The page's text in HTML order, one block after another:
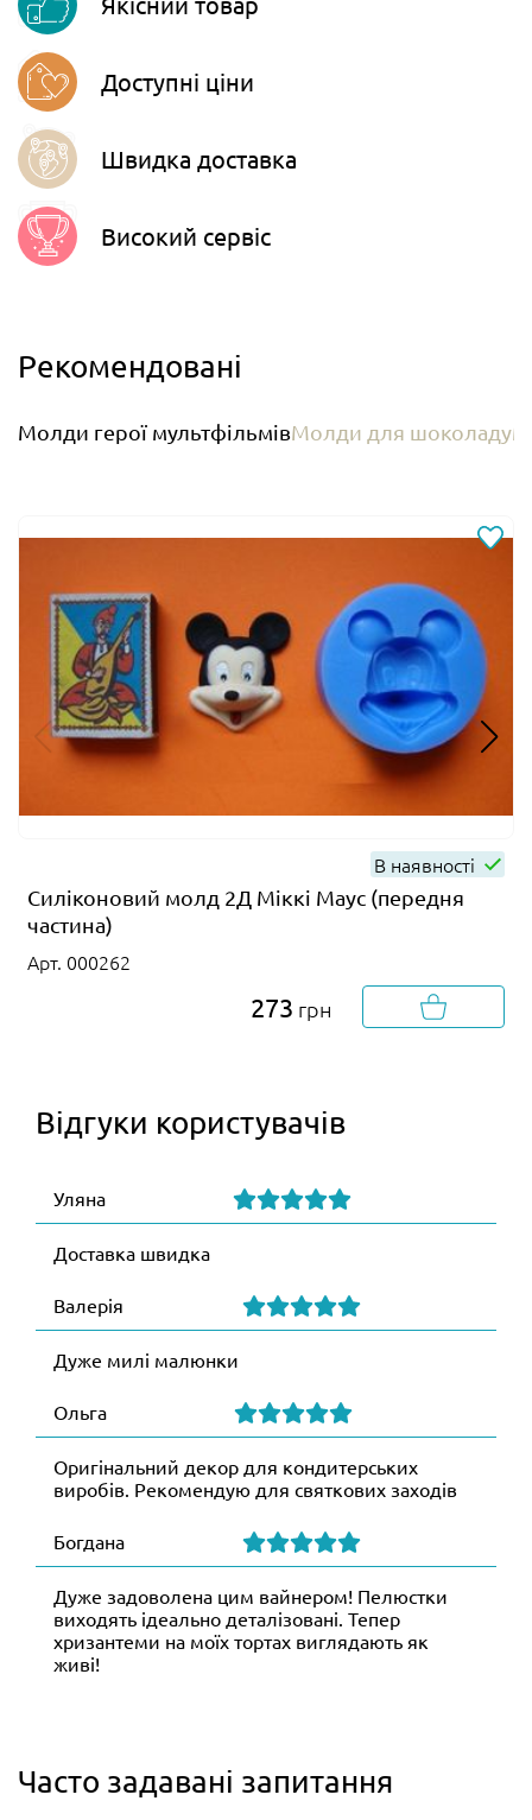
Telegram
Доступні ціни
Швидка доставка
Високий сервіс
Рекомендовані
Молди герої мультфільмівМолди для шоколаду
В наявності
Силіконовий молд 2Д Міккі Маус (передня
частина)
Арт. 000262
273 грн
Відгуки користувачів
Уляна
Доставка швидка
Валерія
Дуже милі малюнки
Ольга
Оригінальний декор для кондитерських
виробів. Рекомендую для святкових заходів
Богдана
Дуже задоволена цим вайнером! Пелюстки
виходять ідеально деталізовані. Тепер
хризантеми на моїх тортах виглядають як
живі!
Часто задавані запитання